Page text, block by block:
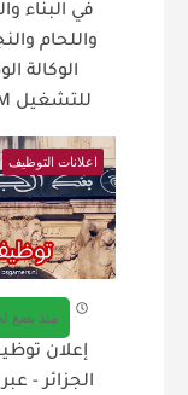
في البناء
واللحام
الوكالة
للتشغيل ANEM
اعلانات التوظيف
منذ بضع
إعلان
الجزائر -